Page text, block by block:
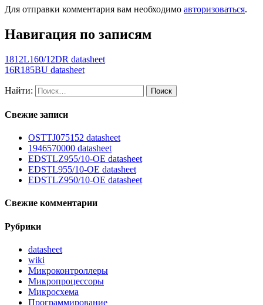
Для отправки комментария вам необходимо авторизоваться.
Навигация по записям
1812L160/12DR datasheet
16R185BU datasheet
Найти:
Свежие записи
OSTTJ075152 datasheet
1946570000 datasheet
EDSTLZ955/10-OE datasheet
EDSTL955/10-OE datasheet
EDSTLZ950/10-OE datasheet
Свежие комментарии
Рубрики
datasheet
wiki
Микроконтроллеры
Микропроцессоры
Микросхема
Программирование